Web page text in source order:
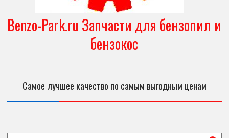
Benzo-Park.ru Запчасти для бензопил и
бензокос
Самое лучшее качество по самым выгодным ценам